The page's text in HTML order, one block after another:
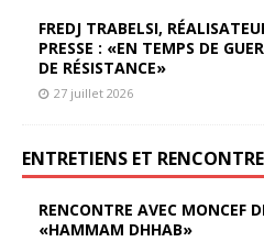
FREDJ TRABELSI,
PRESSE : «EN TEMPS DE
DE RÉSISTANCE»
27 juillet 2026
ENTRETIENS ET
RENCONTRE AVEC MONCEF
«HAMMAM DHHAB»